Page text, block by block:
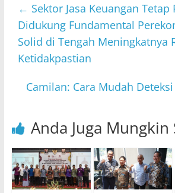
← Sektor Jasa Keuangan Tetap
Didukung Fundamental
Solid di Tengah Meningkatnya
Ketidakpastian
Camilan: Cara Mudah
Anda Juga Mungkin